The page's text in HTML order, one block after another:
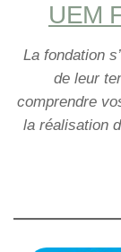
UEM
La fondation
de leur
comprendre
la réalisation